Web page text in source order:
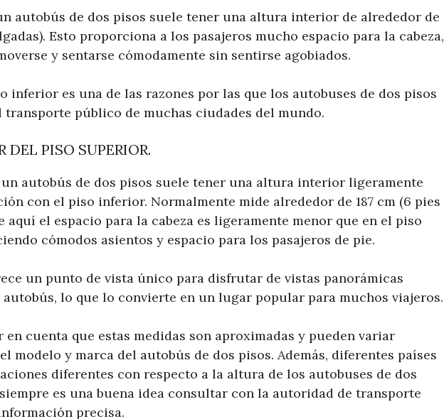
autobús de dos pisos suele tener una altura interior de alrededor de
Esto proporciona a los pasajeros mucho espacio para la cabeza,
y sentarse cómodamente sin sentirse agobiados.
inferior es una de las razones por las que los autobuses de dos pisos
transporte público de muchas ciudades del mundo.
DEL PISO SUPERIOR.
autobús de dos pisos suele tener una altura interior ligeramente
con el piso inferior. Normalmente mide alrededor de 187 cm (6 pies
aquí el espacio para la cabeza es ligeramente menor que en el piso
cómodos asientos y espacio para los pasajeros de pie.
un punto de vista único para disfrutar de vistas panorámicas
lo que lo convierte en un lugar popular para muchos viajeros.
cuenta que estas medidas son aproximadas y pueden variar
modelo y marca del autobús de dos pisos. Además, diferentes países
diferentes con respecto a la altura de los autobuses de dos
es una buena idea consultar con la autoridad de transporte
precisa.